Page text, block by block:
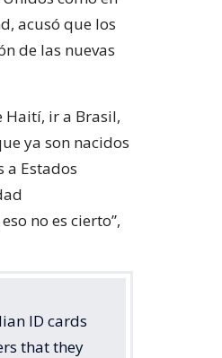
acusó que los
de las nuevas
Haití, ir a Brasil,
ya son nacidos
a Estados
no es cierto”,
ID cards
that they